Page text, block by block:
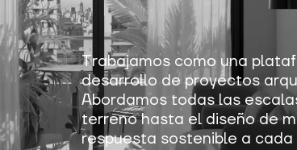
Trabajamos como una
desarrollo de proyectos
Abordamos todas las
terreno hasta el diseño de
respuesta sostenible a cada